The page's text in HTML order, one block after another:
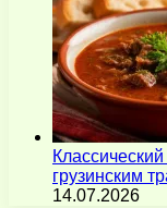
грузинским
14.07.2026